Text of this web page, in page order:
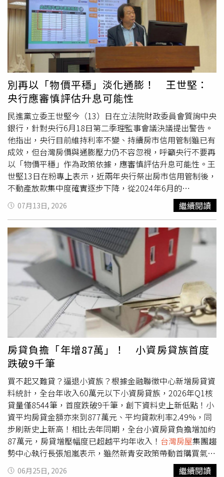
移轉棟數僅約12.4萬棟，創近10年同期新低，若下半年市場
買氣未明顯回升，全年交易量恐面臨26萬棟保衛戰，顯示整
體房市景氣仍偏緩，部分區域甚至相對低迷。因此，目前較
精準的解讀應是，貸款餘額的微幅增加，主要受到新案交屋
潮支撐，並不能視為房市已全面回溫，也不代表銀行資金已
全面回籠房地產市場。房市回歸基本面 首購自住撐起市場
整體而言，央行信用管制已逐步改變房市買盤結構，高槓
桿、短線轉售及跟風投資需求降溫，但首購、自住、換屋與
交屋需求仍持續存在，使房市資金沒有全面退場。對市場而
言，投機買盤退場後，交易逐漸回歸區位、產品、價格與實
際居住需求，也有助房市從全面追價，走向「選區、選產
品、看基本面」的新階段。對長期置產族而言，現階段雖非
全面多頭行情，但市場降溫也提供更充裕的看屋、比價與議
價空間。具備產業聚落、交通建設、人口移入及成熟生活機
能的區域，仍有機會在市場盤整中展現較強支撐力。觀察房
市 不能只看集中度一項數字專家提醒，判斷房市資金是否
回溫，不能只觀察不動產貸款集中度或貸款餘額，還應同步
檢視建物買賣移轉棟數、房貸核准金額、平均核貸成數、銀
行鑑價、房貸利率與新案交屋量。現階段房市較貼近的描
述，是資金尚未全面離場，但放款增速已受到控制；市場也
從投資需求主導，逐步回歸首購、自住、換屋及實際供需支
撐的格局。對購屋人而言，與其追逐短期行情，更應聚焦自
身財務能力與區域基本面，才能在分化市場中找到真正具有
長期價值的標的。FAQQ1：房貸集中度下降，對房市一定是
利空嗎？不一定。房貸集中度下降，可能是銀行其他放款成
長速度更快，並不代表房貸金額減少。同期不動產貸款餘額
仍由15.06兆元增加至15.25兆元，顯示銀行仍持續承作房
貸，房市資金並未全面退場。Q2：房貸餘額持續增加，透
露什麼市場訊號？房貸餘額增加，反映首購、自住、換屋及
新案交屋需求仍持續存在。即使市場短期降溫，實際居住需
求仍形成基本支撐，顯示房市並非失去買盤，而是逐步回歸
穩健交易。Q3：央行信用管制對房市有哪些正面影響？信
用管制有助短期炒作與高槓桿買盤退場，讓市場從追價搶
進，轉向重視區位、產品與價格。當投機需求降溫後，房市
更能回歸首購、自住與實際供需，長期發展也會更加健康。
Q4：2025年至2026年交屋潮，對房市有什麼支撐？大量預
售案陸續完工交屋，將帶動房貸撥款、裝修、家具家電與入
住需求，也有助延續房市相關產業動能。交屋潮顯示過去累
積的購屋需求正在逐步實現，對市場資金仍具有支撐效果。
住宅正好成為高資產族群資產配置的選項之一。高總價市場
率先反映 今年已28筆突破200萬門檻高端住宅市場也率先
反映這股熱度。根據最新實價登錄，今年全台單價超過200
萬元的預售及成屋豪宅交易已累計28筆，分布於11個社
區，顯示高總價產品仍有一定買盤支撐。從市場表現來看，
今年豪宅交易呈現明顯集中化，高單價個案持續受到關注，
也反映具備稀有性、地段優勢與保值條件的產品，仍是買家
的優先選項。在整體住宅市場觀望氣氛較濃之際，資金更傾
向先流向核心地段與高端產品。不動產配置比重增加 豪宅
成資金回流第一站台灣房屋 集團趨勢中心執行長張旭嵐指
出，近年台股走高確實創造不小的財富效應，不少高資產族
在金融資產累積獲利後，開始提高不動產配置比重。她認
為，豪宅因供給稀少、買方資金相對充裕，且較不受房貸限
制與央行信用管制影響，因此往往成為資金回流房市的第一
站。不過，一般住宅市場買氣仍偏觀望，主要受到貸款條
件、信用管制及房價壓力影響，整體交易動能尚未明顯回
溫；相較之下，高總價產品則因買方資金條件較充裕，股市
獲利後轉向不動產配置的情況較為明顯。下半年走勢待觀
察 股轉房仍有延伸空間若下半年股市持續升溫，市場信心
回穩後，部分獲利資金可望進一步轉向房地產等實體資產，
為房市挹注新的動能。雖然目前買氣仍主要集中在高資產客
層，但隨著股市熱度延續、政策環境若未再大幅收緊，資金
流向房市的效應，未來仍有機會逐步擴散至更多產品類型，
為整體市場帶來些許回暖契機。青安3.0排富又排老？ 4縣
市恐淪「首購孤島」 北市逾半吃不到台股震盪掀「股轉
房」潮 資金轉進房市避風港
別再以「物價平穩」淡化通膨！ 王世堅：
央行應審慎評估升息可能性
民進黨立委王世堅今（13）日在立法院財政委員會質詢中央
銀行，針對央行6月18日第二季理監事會議決議提出警告。
他指出，央行目前維持利率不變、持續房市信用管制雖已有
成效，但台灣房價與通膨壓力仍不容忽視，呼籲央行不要再
以「物價平穩」作為政策依據，應審慎評估升息可能性。王
世堅13日在粉專上表示，近兩年央行祭出房市信用管制後，
不動產放款集中度確實逐步下降，從2024年6月的
37.61%，降至今年5月的35.17%，已接近央行原先設定的
35%目標，顯示政策發揮一定效果。不過，他認為房市警訊
仍未解除，不能因為集中度下降就放鬆警戒。他指出，台灣
近年房價漲幅在全球名列前茅，政策稍微鬆綁後，市場資金
便快速回流房市，今年初短短時間內就有高達24億元資金湧
入，顯示房市資金動能仍然強勁。王世堅引用內政部住宅價
格指數指出，國內實價住宅價格累積漲幅已達25%，漲幅甚
至超越澳洲、美國、新加坡及南韓等國家。他認為，台灣房
屋持有成本偏低，加上囤房成本太低，以及長期低利率環
境，使部分資金集中於不動產市場，造成「富豪多屋、百姓
一宅難求」的現象。除了房市問題，王世堅也對央行連續9
次維持利率不變表達質疑。他表示，面對物價持續上升與居
高不下的房價，央行政策態度過於保守，他喊話央行「央行
的消極態度實在讓人難以接受！面對通膨，該升息就要升
息」，不能忽視民眾實際感受到的生活壓力。根據行政院主
計總處公布數據，今年6月消費者物價指數（CPI）年增率達
2.6%，創17個月新高，且連續兩個月突破2%的通膨警戒
線，預估7月仍可能維持高檔。王世堅指出，央行原先預估
第二季CPI年增率為2.1%，但實際數據達2.17%，顯示通膨
壓力正在升溫。他進一步提到，台灣還面臨「AI通膨」問
題，隨著人工智慧（AI）產業需求快速增加，電子零組件價
格上漲，導致相關設備價格攀升。今年6月教養設備及用具
類CPI年增率創下44年半新高，未來民眾購買電腦、筆電等
07月13日, 2026 繼續閱讀
房貸負擔「年增87萬」！ 小資房貸族首度
跌破9千筆
買不起又難貸？逼退小資族？根據金融聯徵中心新增房貸資
料統計，全台年收入60萬元以下小資房貸族，2026年Q1核
貸量僅8544筆，首度跌破9千筆，創下資料史上新低點！小
資平均房貸金額亦來到877萬元、平均貸款利率2.49%，同
步刷新史上新高！相比去年同期，全台小資房貸負擔增加約
87萬元，房貸增壓幅度已超越平均年收入！ 台灣房屋集團趨
勢中心執行長張旭嵐表示，雖然新青安政策帶動首購買氣，
上路以來小資核貸量一度衝上單季1.8萬筆高峰，不過限貸
06月25日, 2026 繼續閱讀